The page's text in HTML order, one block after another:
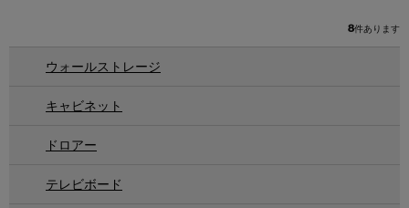
8件あります
ウォールストレージ
キャビネット
ドロアー
テレビボード